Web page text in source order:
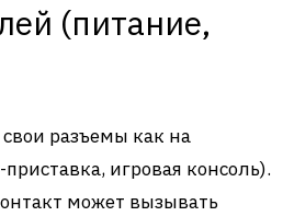
(питание,
разъемы как на
игровая консоль).
может вызывать